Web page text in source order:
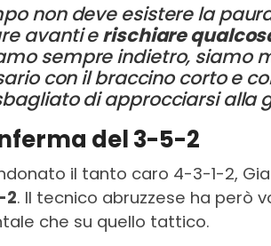
non deve esistere la
avanti erischiare
sempre indietro, siamo
con il braccino corto e
di approcciarsi alla
del 3-5-2
il tanto caro 4-3-1-2,
2. Il tecnico abruzzese ha però
che su quello tattico.